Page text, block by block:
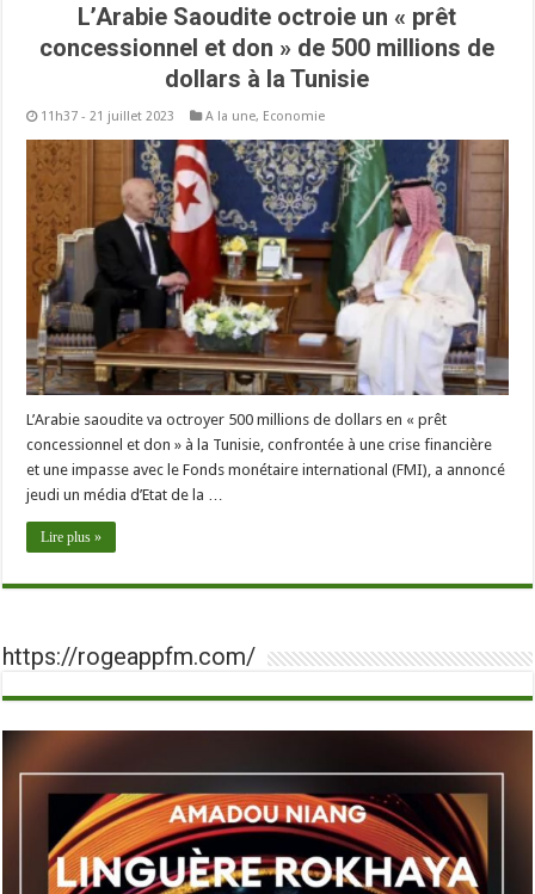
L’Arabie Saoudite octroie un « prêt
concessionnel et don » de 500 millions de
dollars à la Tunisie
11h37 - 21 juillet 2023 A la une, Economie
L’Arabie saoudite va octroyer 500 millions de dollars en « prêt
concessionnel et don » à la Tunisie, confrontée à une crise financière
et une impasse avec le Fonds monétaire international (FMI), a annoncé
jeudi un média d’Etat de la …
Lire plus »
https://rogeappfm.com/